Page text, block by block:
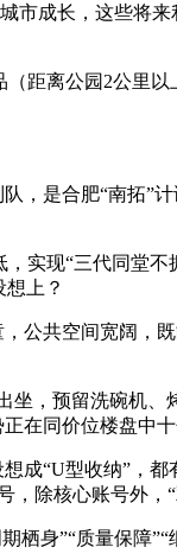
成长，这些将
距离公园2公里以
是合肥“南拓”
现“三代同堂不
上？
共空间宽阔，
，预留洗碗机、
在同价位楼盘中十
“U型收纳”，都
除核心账号外，
身”“质量保障”“